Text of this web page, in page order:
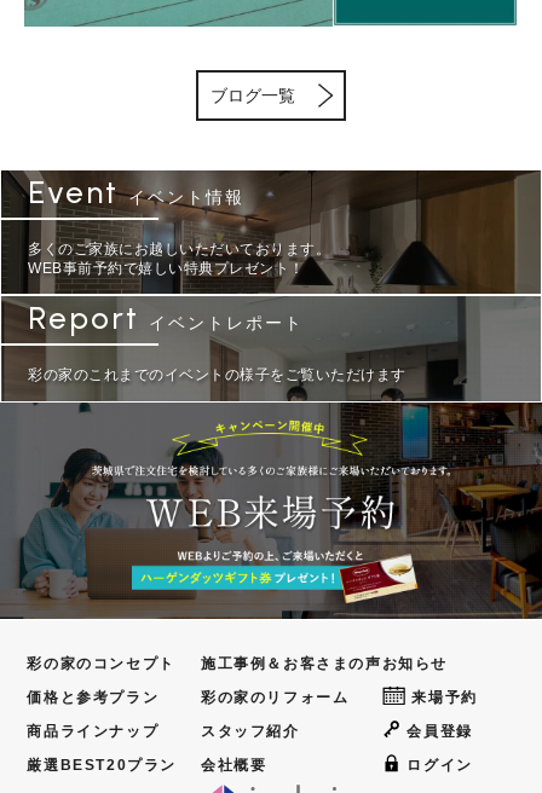
ブログ一覧
Eventイベント情報
多くのご家族にお越しいただいております。
WEB事前予約で嬉しい特典プレゼント！
Report イベントレポート
彩の家のこれまでのイベントの様子をご覧いただけます
彩の家のコンセプト
価格と参考プラン
商品ラインナップ
厳選BEST20プラン
施工事例＆お客さまの声
彩の家のリフォーム
スタッフ紹介
会社概要
お知らせ
来場予約
会員登録
ログイン